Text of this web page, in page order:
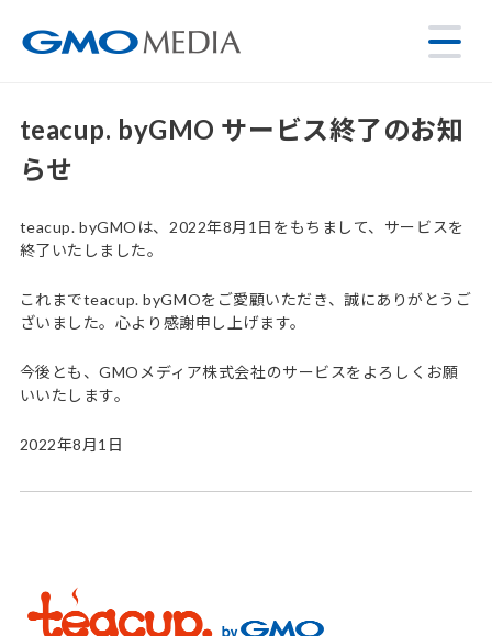
teacup. byGMO サービス終了のお知
らせ
teacup. byGMOは、2022年8月1日をもちまして、サービスを
終了いたしました。
これまでteacup. byGMOをご愛顧いただき、誠にありがとうご
ざいました。心より感謝申し上げます。
今後とも、GMOメディア株式会社のサービスをよろしくお願
いいたします。
2022年8月1日